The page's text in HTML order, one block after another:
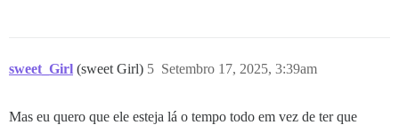
sweet_Girl (sweet Girl) Setembro 17, 2025, 3:39am
5
Mas eu quero que ele esteja lá o tempo todo em vez de ter que